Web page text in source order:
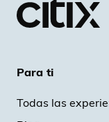
Para ti
Todas las